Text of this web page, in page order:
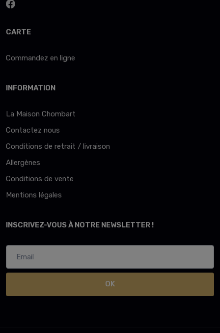
CARTE
Commandez en ligne
INFORMATION
La Maison Chombart
Contactez nous
Conditions de retrait / livraison
Allergènes
Conditions de vente
Mentions légales
INSCRIVEZ-VOUS À NOTRE NEWSLETTER !
OK